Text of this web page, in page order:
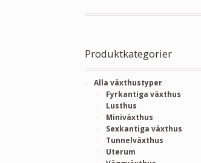
Produktkategorier
Alla växthustyper
Fyrkantiga växthus
Lusthus
Miniväxthus
Sexkantiga växthus
Tunnelväxthus
Uterum